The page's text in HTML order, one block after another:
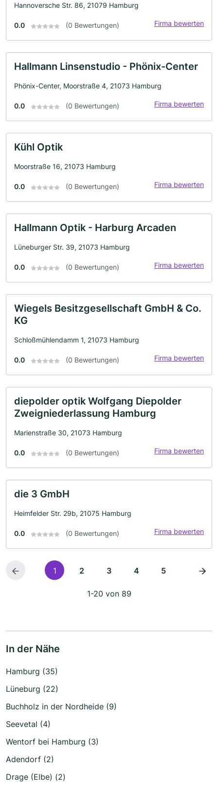
Hannoversche Str. 86, 21079 Hamburg
0.0 (0 Bewertungen) Firma bewerten
Hallmann Linsenstudio - Phönix-Center
Phönix-Center, Moorstraße 4, 21073 Hamburg
0.0 (0 Bewertungen) Firma bewerten
Kühl Optik
Moorstraße 16, 21073 Hamburg
0.0 (0 Bewertungen) Firma bewerten
Hallmann Optik - Harburg Arcaden
Lüneburger Str. 39, 21073 Hamburg
0.0 (0 Bewertungen) Firma bewerten
Wiegels Besitzgesellschaft GmbH & Co.
KG
Schloßmühlendamm 1, 21073 Hamburg
0.0 (0 Bewertungen) Firma bewerten
diepolder optik Wolfgang Diepolder
Zweigniederlassung Hamburg
Marienstraße 30, 21073 Hamburg
0.0 (0 Bewertungen) Firma bewerten
die 3 GmbH
Heimfelder Str. 29b, 21075 Hamburg
0.0 (0 Bewertungen) Firma bewerten
1 2 3 4 5
1-20 von 89
In der Nähe
Hamburg (35)
Lüneburg (22)
Buchholz in der Nordheide (9)
Seevetal (4)
Wentorf bei Hamburg (3)
Adendorf (2)
Drage (Elbe) (2)